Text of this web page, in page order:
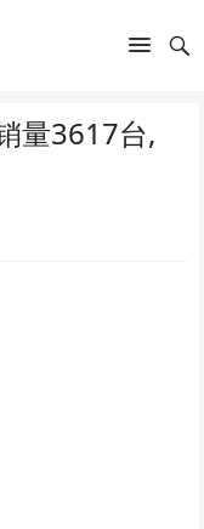
量3617台,